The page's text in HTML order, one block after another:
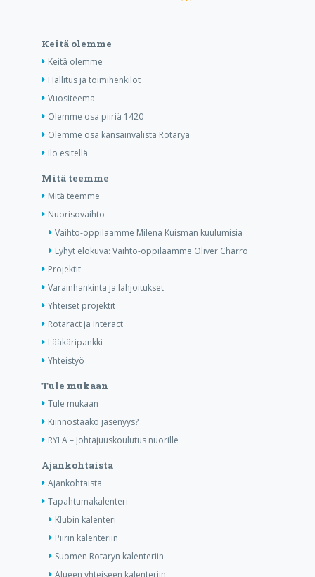
Keitä olemme
Keitä olemme
Hallitus ja toimihenkilöt
Vuositeema
Olemme osa piiriä 1420
Olemme osa kansainvälistä Rotarya
Ilo esitellä
Mitä teemme
Mitä teemme
Nuorisovaihto
Vaihto-oppilaamme Milena Kuisman kuulumisia
Lyhyt elokuva: Vaihto-oppilaamme Oliver Charro
Projektit
Varainhankinta ja lahjoitukset
Yhteiset projektit
Rotaract ja Interact
Lääkäripankki
Yhteistyö
Tule mukaan
Tule mukaan
Kiinnostaako jäsenyys?
RYLA – Johtajuuskoulutus nuorille
Ajankohtaista
Ajankohtaista
Tapahtumakalenteri
Klubin kalenteri
Piirin kalenteriin
Suomen Rotaryn kalenteriin